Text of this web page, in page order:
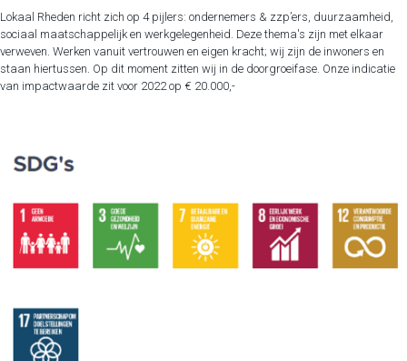
Lokaal Rheden richt zich op 4 pijlers: ondernemers & zzp’ers, duurzaamheid,
sociaal maatschappelijk en werkgelegenheid. Deze thema's zijn met elkaar
verweven. Werken vanuit vertrouwen en eigen kracht; wij zijn de inwoners en
staan hiertussen. Op dit moment zitten wij in de doorgroeifase. Onze indicatie
van impactwaarde zit voor 2022 op € 20.000,-